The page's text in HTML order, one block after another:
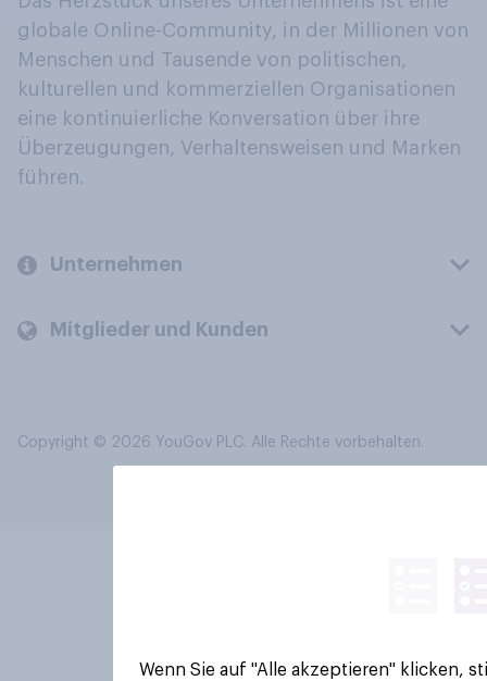
globale Online-Community, in der Millionen von
Menschen und Tausende von politischen,
kulturellen und kommerziellen Organisationen
eine kontinuierliche Konversation über ihre
Überzeugungen, Verhaltensweisen und Marken
führen.
Unternehmen
Mitglieder und Kunden
Copyright © 2026 YouGov PLC. Alle Rechte vorbehalten.
Wenn Sie auf "Alle akzeptieren" klicken,